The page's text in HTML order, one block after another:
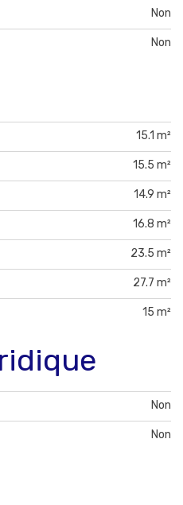
Non
Non
15.1 m²
15.5 m²
14.9 m²
16.8 m²
23.5 m²
27.7 m²
15 m²
Non
Non